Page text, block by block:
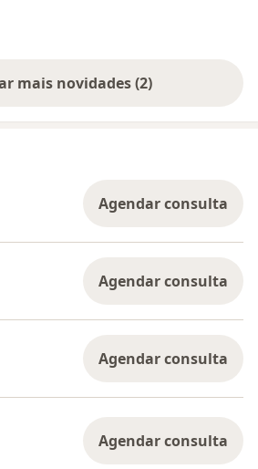
Mostrar mais novidades (2)
Agendar consulta
Agendar consulta
Agendar consulta
Agendar consulta